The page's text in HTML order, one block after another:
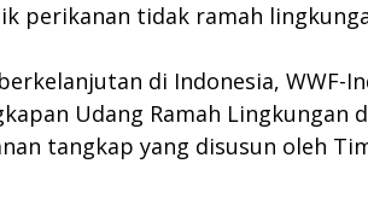
perikanan tidak ramah
di Indonesia, WWF-
Udang Ramah
tangkap yang disusun oleh